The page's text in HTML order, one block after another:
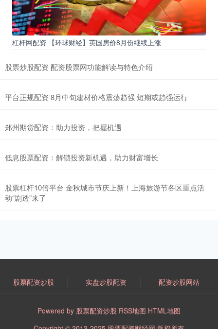
杠杆网配资 【环球财经】英国房价8月份继续上涨
股票炒股配资 配资股票网功能解读与特色介绍
平台正规配资 8月中旬建材价格震荡趋强 短期或趋强运行
郑州期货配资：助力投资，把握机遇
低息股票配资：解锁投资新机遇，助力财富增长
股票杠杆10倍平台 金秋城市节庆上新！上海旅游节各区重点活
动“剧透”来了
股票配资炒股 实盘炒股配资 配资炒股网站
Powered by 股票配资炒股 RSS地图 HTML地图